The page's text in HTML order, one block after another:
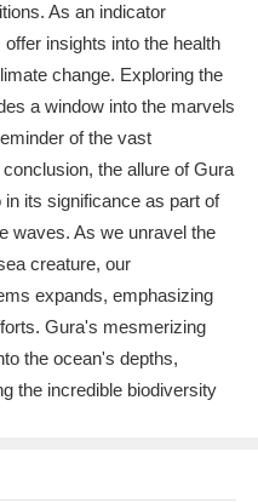
As an indicator
insights into the health
change. Exploring the
a window into the marvels
of the vast
the allure of Gura
its significance as part of
waves. As we unravel the
creature, our
expands, emphasizing
Gura's mesmerizing
the ocean's depths,
the incredible biodiversity